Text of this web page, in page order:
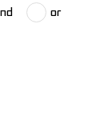
or